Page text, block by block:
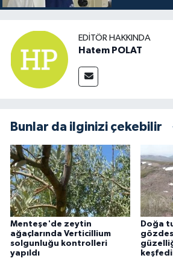
EDITÖR HAKKINDA
Hatem POLAT
Bunlar da ilginizi çekebilir
Menteşe'de zeytin
ağaçlarında Verticillium
solgunluğu kontrolleri
yapıldı
Doğa